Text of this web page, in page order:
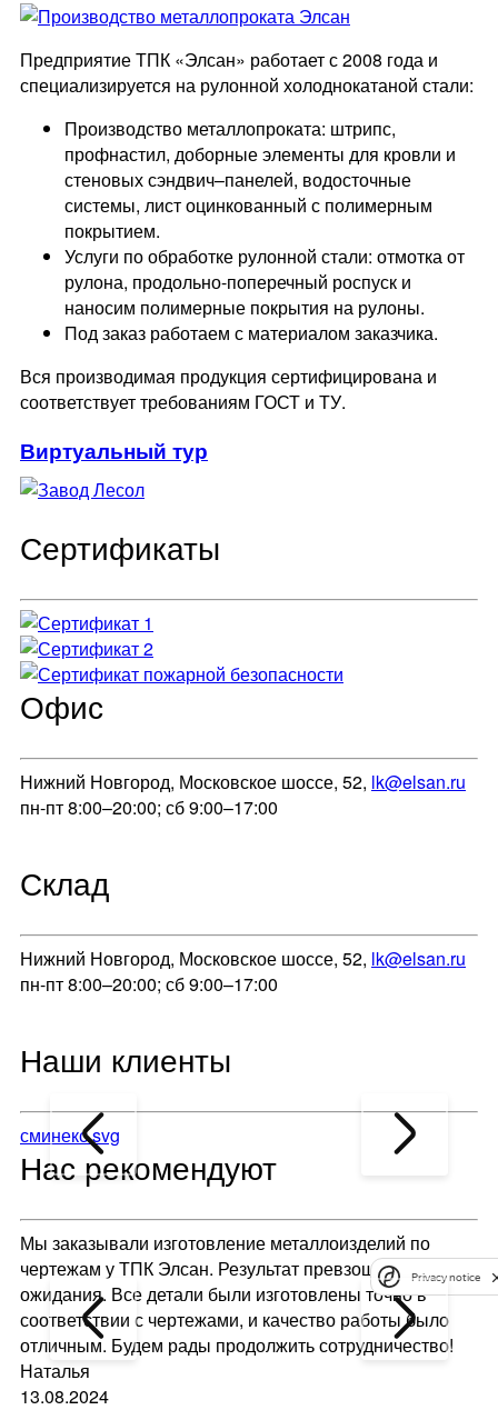
Предприятие ТПК «Элсан» работает с 2008 года и
специализируется на рулонной холоднокатаной стали:
Производство металлопроката: штрипс,
профнастил, доборные элементы для кровли и
стеновых сэндвич–панелей, водосточные
системы, лист оцинкованный с полимерным
покрытием.
Услуги по обработке рулонной стали: отмотка от
рулона, продольно-поперечный роспуск и
наносим полимерные покрытия на рулоны.
Под заказ работаем с материалом заказчика.
Вся производимая продукция сертифицирована и
соответствует требованиям ГОСТ и ТУ.
Виртуальный тур
Сертификаты
Офис
Нижний Новгород, Московское шоссе, 52, lk@elsan.ru
пн-пт 8:00–20:00; сб 9:00–17:00
Склад
Нижний Новгород, Московское шоссе, 52, lk@elsan.ru
пн-пт 8:00–20:00; сб 9:00–17:00
Наши клиенты
сминекс.svg
Нас рекомендуют
Мы заказывали изготовление металлоизделий по
чертежам у ТПК Элсан. Результат превзошел все наши
ожидания. Все детали были изготовлены точно в
соответствии с чертежами, и качество работы было
отличным. Будем рады продолжить сотрудничество!
Наталья
13.08.2024
Privacy notice